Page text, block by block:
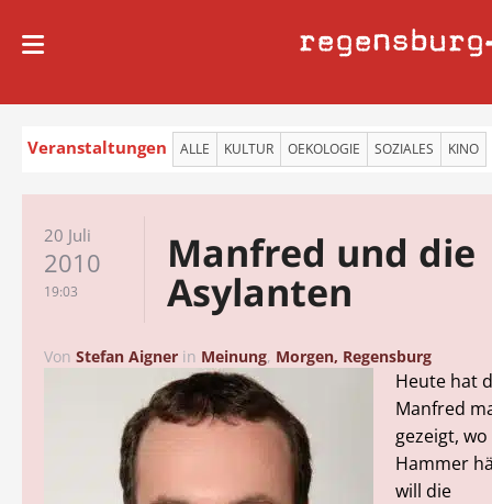
regensburg
Veranstaltungen ALLE KULTUR OEKOLOGIE SOZIALES KINO
20 Juli
2010
19:03
Manfred und die
Asylanten
Von Stefan Aigner in Meinung, Morgen, Regensburg
Heute hat
Manfred
gezeigt,
Hammer
will die